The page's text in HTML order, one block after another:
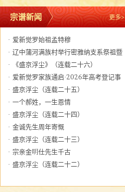
宗谱新闻 更多>
· 爱新觉罗始祖孟特穆
· 辽中蒲河满族村举行密雅纳支系祭祖暨
关帝圣君圣诞大典
·
《盛京浮尘》（连载二十六）
· 爱新觉罗家族通启·2026年高考登记事
宜· 盛京浮尘（连载二十五）
· 一个郝姓，一生恩情
· 盛京浮尘（连载二十四）
· 金诚先生周年寄慨
· 盛京浮尘（连载二十三）
· 宗亲金明仕先生千古
· 盛京浮尘（连载二十二）